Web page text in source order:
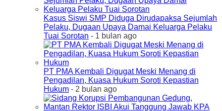
Kasus Siswi SMP Diduga Dirudapaksa Sejumlah
Pelaku, Dugaan Upaya Damai Keluarga Pelaku
Tuai Sorotan - 1 bulan ago
PT PMA Kembali Digugat Meski Menang di
Pengadilan, Kuasa Hukum Soroti Kepastian
Hukum - 2 bulan ago